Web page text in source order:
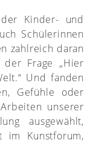
Kinder- und
Schülerinnen
zahlreich daran
Frage „Hier
Und fanden
Gefühle oder
unserer
ausgewählt,
Kunstforum,